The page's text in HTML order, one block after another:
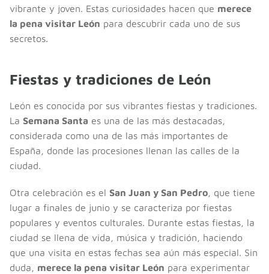
vibrante y joven. Estas curiosidades hacen que merece
la pena visitar León para descubrir cada uno de sus
secretos.
Fiestas y tradiciones de León
León es conocida por sus vibrantes fiestas y tradiciones.
La Semana Santa es una de las más destacadas,
considerada como una de las más importantes de
España, donde las procesiones llenan las calles de la
ciudad.
Otra celebración es el San Juan y San Pedro, que tiene
lugar a finales de junio y se caracteriza por fiestas
populares y eventos culturales. Durante estas fiestas, la
ciudad se llena de vida, música y tradición, haciendo
que una visita en estas fechas sea aún más especial. Sin
duda, merece la pena visitar León para experimentar